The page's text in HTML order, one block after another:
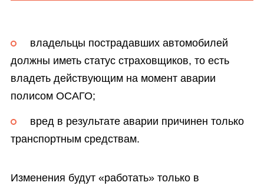
владельцы пострадавших автомобилей
должны иметь статус страховщиков, то есть
владеть действующим на момент аварии
полисом ОСАГО;
вред в результате аварии причинен только
транспортным средствам.
Изменения будут «работать» только в